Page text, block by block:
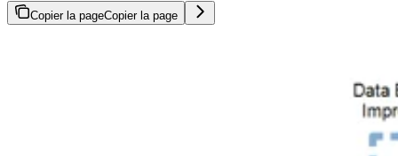
Copier la pageCopier la page